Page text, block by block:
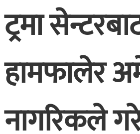
ट्रमा
हामफालेर
नागरिकले